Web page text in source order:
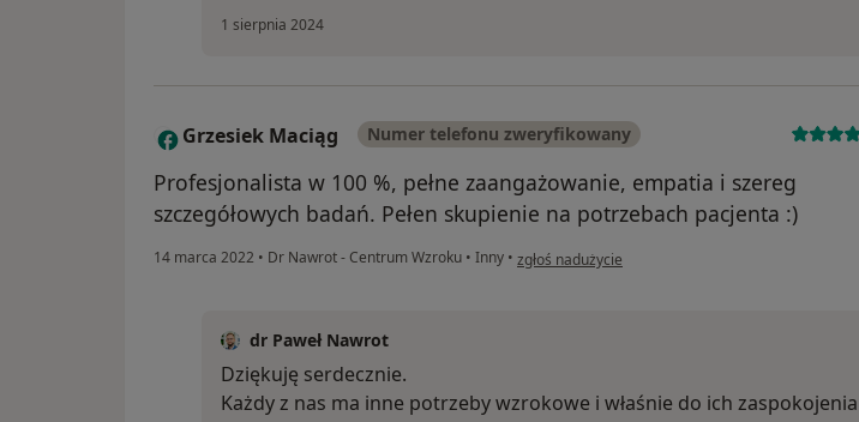
1 sierpnia 2024
G Grzesiek Maciąg Numer telefonu zweryfikowany
Profesjonalista w 100 %, pełne zaangażowanie, empatia i szereg
szczegółowych badań. Pełen skupienie na potrzebach pacjenta :)
14 marca 2022 • Dr Nawrot - Centrum Wzroku • Inny • w opinii użytkownika Grzesiek Maciąg
zgłoś nadużycie
dr Paweł Nawrot
Dziękuję serdecznie.
Każdy z nas ma inne potrzeby wzrokowe i właśnie do ich zaspokojenia